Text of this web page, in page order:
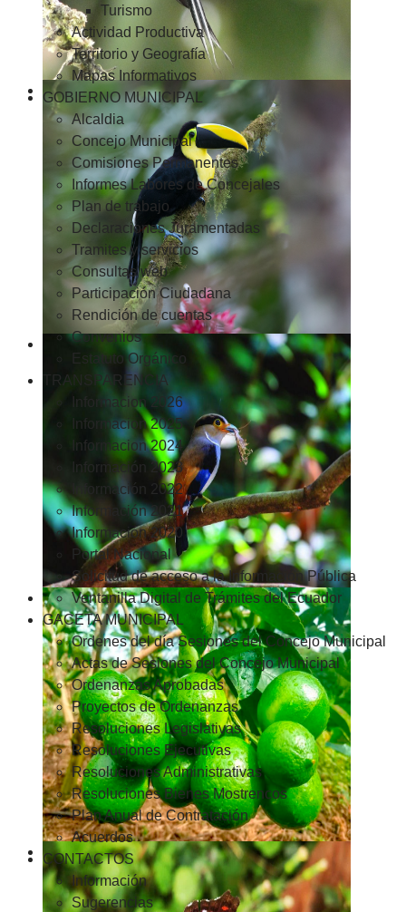
Turismo
Actividad Productiva
Territorio y Geografía
Mapas Informativos
GOBIERNO MUNICIPAL
Alcaldia
Concejo Municipal
Comisiones Permanentes
Informes Labores de Concejales
Plan de trabajo
Declaraciones Juramentadas
Tramites y servicios
Consultas web
Participación Ciudadana
Rendición de cuentas
Convenios
Estatuto Orgánico
TRANSPARENCIA
Informacion 2026
Informacion 2025
Informacion 2024
Información 2023
Información 2022
Información 2021
Información 2020
Portal Nacional
Solicitud de acceso a la Información Pública
Ventanilla Digital de Trámites del Ecuador
GACETA MUNICIPAL
Ordenes del día Sesiones del Concejo Municipal
Actas de Sesiones del Concejo Municipal
Ordenanzas Aprobadas
Proyectos de Ordenanzas
Resoluciones Legislativas
Resoluciones Ejecutivas
Resoluciones Administrativas
Resoluciones Bienes Mostrencos
Plan Anual de Contratación
Acuerdos
CONTACTOS
Información
Sugerencias